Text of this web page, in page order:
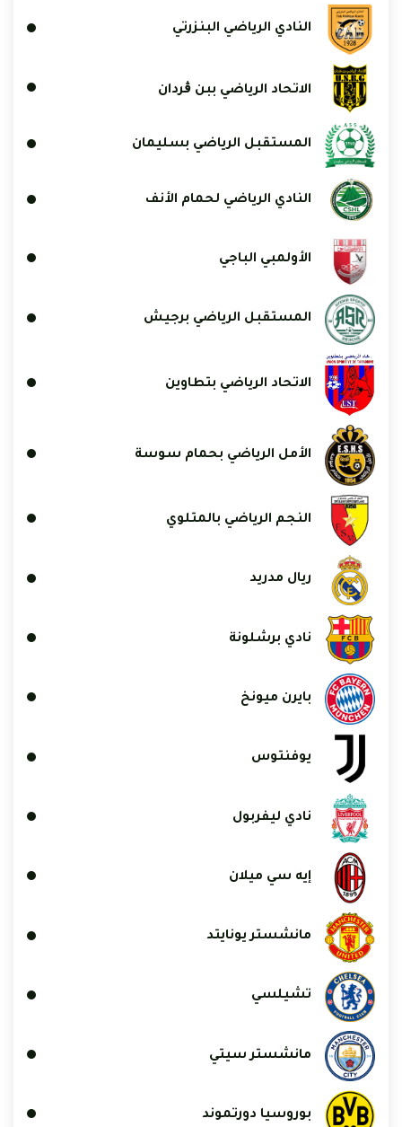
النادي الرياضي البنزرتي
الاتحاد الرياضي ببن ڨردان
المستقبل الرياضي بسليمان
النادي الرياضي لحمام الأنف
الأولمبي الباجي
المستقبل الرياضي برجيش
الاتحاد الرياضي بتطاوين
الأمل الرياضي بحمام سوسة
النجم الرياضي بالمتلوي
ريال مدريد
نادي برشلونة
بايرن ميونخ
يوفنتوس
نادي ليفربول
إيه سي ميلان
مانشستر يونايتد
تشيلسي
مانشستر سيتي
بوروسيا دورتموند